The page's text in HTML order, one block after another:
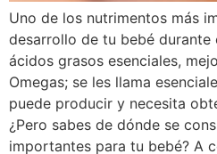
Uno de los nutrimentos más
desarrollo de tu bebé durante
ácidos grasos esenciales,
Omegas; se les llama
puede producir y necesita
¿Pero sabes de dónde se
importantes para tu bebé? A